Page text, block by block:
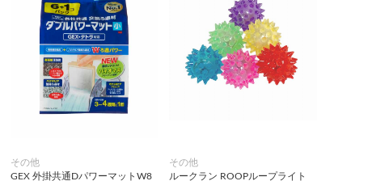
その他
GEX 外掛共通DパワーマットW8
その他
ルークラン ROOPループライト